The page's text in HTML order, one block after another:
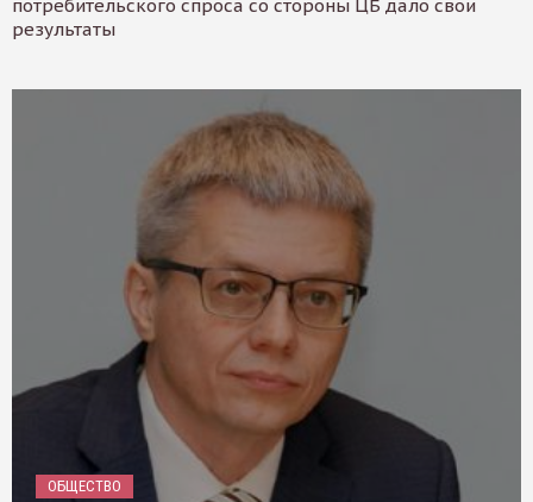
потребительского спроса со стороны ЦБ дало свои
результаты
ОБЩЕСТВО